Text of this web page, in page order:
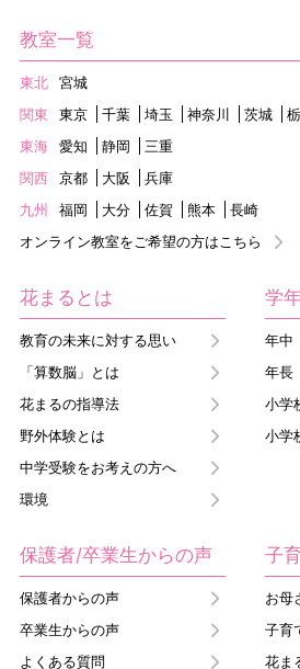
教室一覧
東北
宮城
関東
東京 千葉 埼玉 神奈川 茨城
東海
愛知 静岡
三重
関西
京都 大阪
兵庫
九州
福岡 大分 佐賀 熊本
長崎
オンライン教室をご希望の方はこちら
花まるとは
教育の未来に対する思い
「算数脳」とは
花まるの指導法
野外体験とは
中学受験をお考えの方へ
環境
学
年中
年長
小学
小学
保護者/卒業生からの声
保護者からの声
卒業生からの声
よくある質問
子
お母
子育
花ま